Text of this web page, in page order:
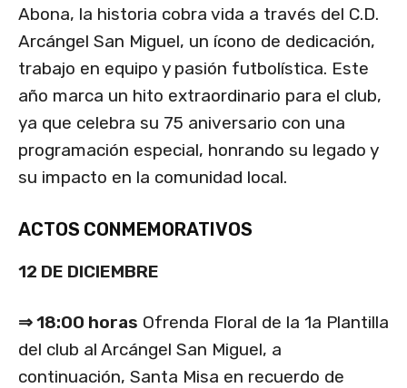
Abona, la historia cobra vida a través del C.D.
Arcángel San Miguel, un ícono de dedicación,
trabajo en equipo y pasión futbolística. Este
año marca un hito extraordinario para el club,
ya que celebra su 75 aniversario con una
programación especial, honrando su legado y
su impacto en la comunidad local.
ACTOS CONMEMORATIVOS
12 DE DICIEMBRE
⇒ 18:00 horas Ofrenda Floral de la 1a Plantilla
del club al Arcángel San Miguel, a
continuación, Santa Misa en recuerdo de